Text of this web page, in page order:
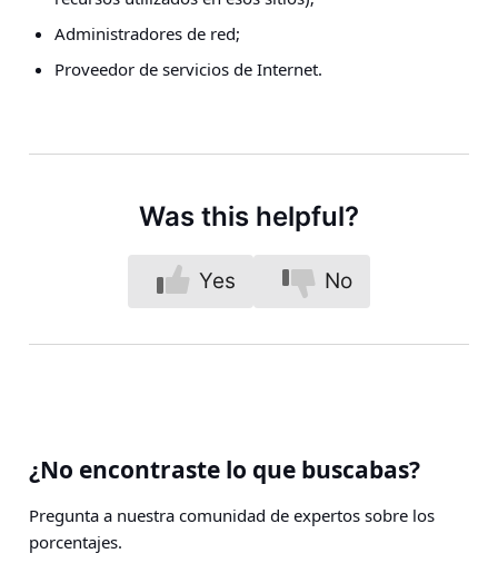
Administradores de red;
Proveedor de servicios de Internet.
Was this helpful?
Yes No
¿No encontraste lo que buscabas?
Pregunta a nuestra comunidad de expertos sobre los
porcentajes.